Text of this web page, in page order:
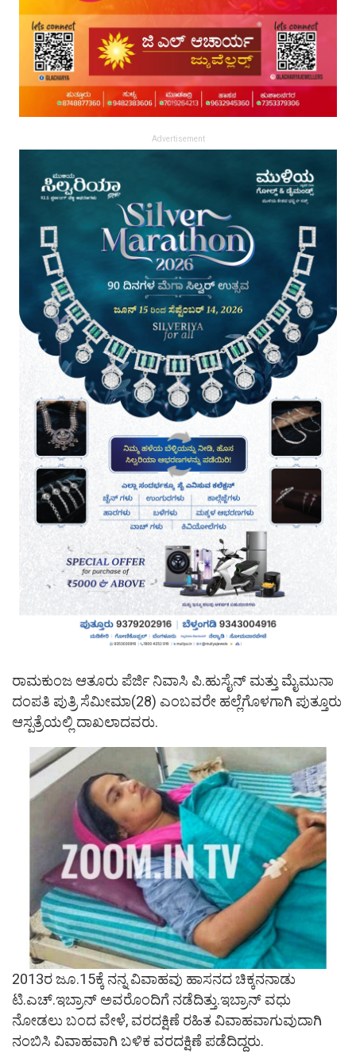
Advertisement
ರಾಮಕುಂಜ ಆತೂರು ಪೆರ್ಜಿ ನಿವಾಸಿ ಪಿ.ಹುಸೈನ್ ಮತ್ತು ಮೈಮುನಾ
ದಂಪತಿ ಪುತ್ರಿ ಸೆಮೀಮಾ(28) ಎಂಬವರೇ ಹಲ್ಲೆಗೊಳಗಾಗಿ ಪುತ್ತೂರು
ಆಸ್ಪತ್ರೆಯಲ್ಲಿ ದಾಖಲಾದವರು.
2013ರ ಜೂ.15ಕ್ಕೆ ನನ್ನ ವಿವಾಹವು ಹಾಸನದ ಚಿಕ್ಕನನಾಡು
ಟಿ.ಎಚ್.ಇಬ್ರಾನ್ ಅವರೊಂದಿಗೆ ನಡೆದಿತ್ತು.ಇಬ್ರಾನ್ ವಧು
ನೋಡಲು ಬಂದ ವೇಳೆ, ವರದಕ್ಷಿಣೆ ರಹಿತ ವಿವಾಹವಾಗುವುದಾಗಿ
ನಂಬಿಸಿ ವಿವಾಹವಾಗಿ ಬಳಿಕ ವರದಕ್ಷಿಣೆ ಪಡೆದಿದ್ದರು.